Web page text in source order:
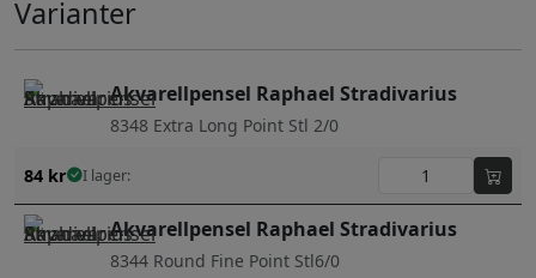
Varianter
Akvarellpensel Raphael Stradivarius
8348 Extra Long Point Stl 2/0
84 kr I lager:
Akvarellpensel Raphael Stradivarius
8344 Round Fine Point Stl6/0